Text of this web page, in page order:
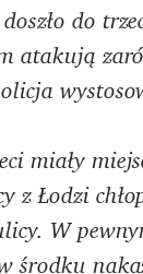
do
atakują
miały
z Łodzi
W
środku